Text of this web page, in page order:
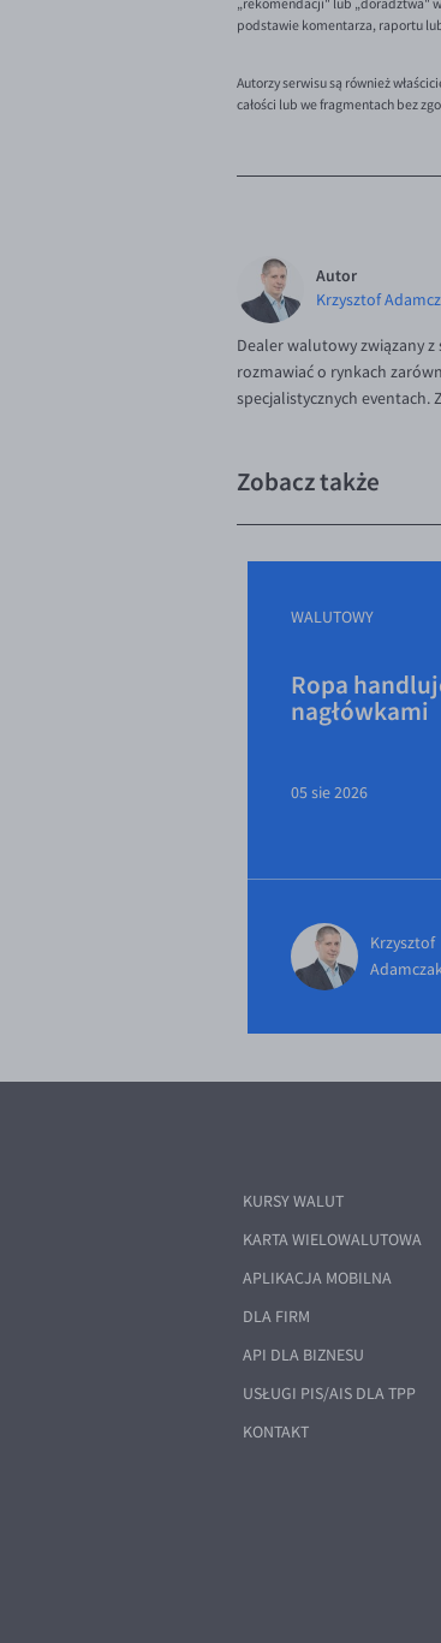
„rekomendacji" lub „doradztwa"
podstawie komentarza, raportu
Autorzy serwisu są również
całości lub we fragmentach bez
Autor
Krzysztof
Dealer walutowy związany
rozmawiać o rynkach
specjalistycznych eventach.
Zobacz także
WALUTOWY
Ropa
nagłówkami
05 sie 2026
Krzysztof
KURSY WALUT
KARTA WIELOWALUTOWA
APLIKACJA MOBILNA
DLA FIRM
API DLA BIZNESU
USŁUGI PIS/AIS DLA TPP
KONTAKT